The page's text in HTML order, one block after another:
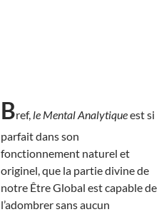
Bref, le Mental Analytiqueest si
parfait dans son
fonctionnement naturel et
originel, que la partie divine de
notre Être Global est capable de
l’adombrer sans aucun